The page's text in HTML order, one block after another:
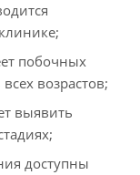
побочных
возрастов;
выявить
доступны